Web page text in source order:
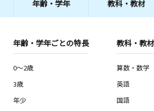
年齢・学年 教科・教材
年齢・学年ごとの特長
0～2歳
3歳
年少
教科・教
算数・数学
英語
国語